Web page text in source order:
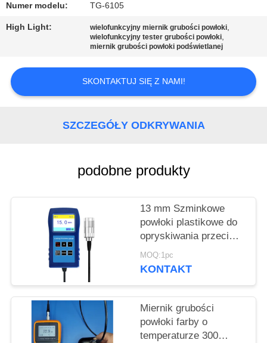
NAMI
POPROSIĆ
O
WYCENĘ
SITEMAP
Numer modelu: TG-6105
High Light: wielofunkcyjny miernik grubości powłoki,
wielofunkcyjny tester grubości powłoki,
miernik grubości powłoki podświetlanej
SKONTAKTUJ SIĘ Z NAMI!
SZCZEGÓŁY ODKRYWANIA
podobne produkty
13 mm Szminkowe
powłoki plastikowe do
opryskiwania przeciw
korozji Ognioodporna
grubość powłoki
MOQ:1pc
KONTAKT
Miernik grubości
powłoki farby o
temperaturze 300